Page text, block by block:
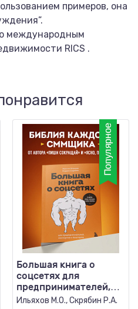
примеров, она
международным
RICS .
Большая книга о
соцсетях для
предпринимателей,
экспертов и блогеров
Ильяхов М.О., Скрябин Р.А.